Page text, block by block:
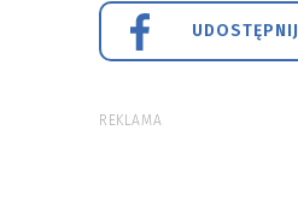
UDOSTĘPNIJ
REKLAMA